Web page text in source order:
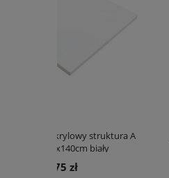
Deante Silia brodzik
prostokątny